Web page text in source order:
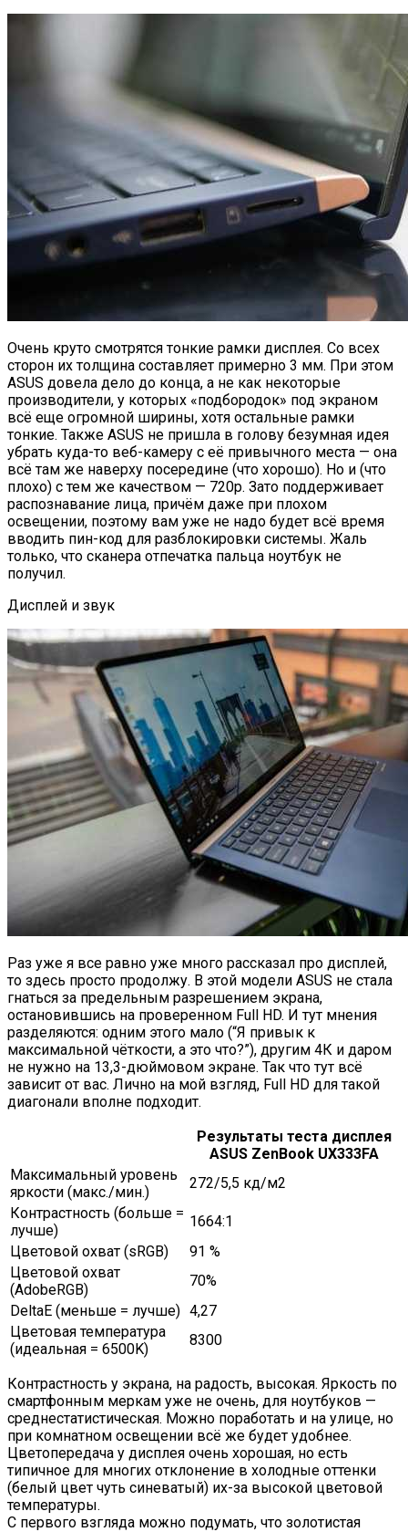
Очень круто смотрятся тонкие рамки дисплея. Со всех
сторон их толщина составляет примерно 3 мм. При этом
ASUS довела дело до конца, а не как некоторые
производители, у которых «подбородок» под экраном
всё еще огромной ширины, хотя остальные рамки
тонкие. Также ASUS не пришла в голову безумная идея
убрать куда-то веб-камеру с её привычного места — она
всё там же наверху посередине (что хорошо). Но и (что
плохо) с тем же качеством — 720p. Зато поддерживает
распознавание лица, причём даже при плохом
освещении, поэтому вам уже не надо будет всё время
вводить пин-код для разблокировки системы. Жаль
только, что сканера отпечатка пальца ноутбук не
получил.
Дисплей и звук
Раз уже я все равно уже много рассказал про дисплей,
то здесь просто продолжу. В этой модели ASUS не стала
гнаться за предельным разрешением экрана,
остановившись на проверенном Full HD. И тут мнения
разделяются: одним этого мало (“Я привык к
максимальной чёткости, а это что?”), другим 4К и даром
не нужно на 13,3-дюймовом экране. Так что тут всё
зависит от вас. Лично на мой взгляд, Full HD для такой
диагонали вполне подходит.
Результаты теста дисплея
ASUS ZenBook UX333FA
Максимальный уровень
яркости (макс./мин.)
272/5,5 кд/м2
Контрастность (больше =
лучше)
1664:1
Цветовой охват (sRGB)
91 %
Цветовой охват
(AdobeRGB)
70%
DeltaE (меньше = лучше) 4,27
Цветовая температура
(идеальная = 6500K)
8300
Контрастность у экрана, на радость, высокая. Яркость по
смартфонным меркам уже не очень, для ноутбуков —
среднестатистическая. Можно поработать и на улице, но
при комнатном освещении всё же будет удобнее.
Цветопередача у дисплея очень хорошая, но есть
типичное для многих отклонение в холодные оттенки
(белый цвет чуть синеватый) их-за высокой цветовой
температуры.
С первого взгляда можно подумать, что золотистая